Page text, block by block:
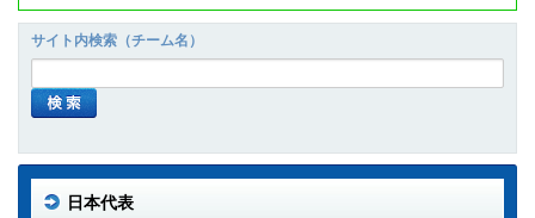
サイト内検索（チーム名）
日本代表